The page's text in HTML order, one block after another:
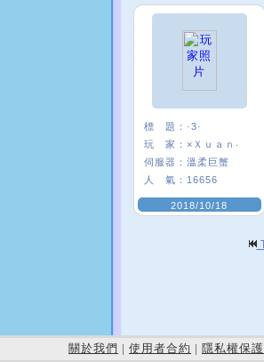
標 題： ·3·
玩 家： ×Ｘｕａｎ‧
伺服器： 溫柔巨蟹
人 氣： 16656
2018/10/18
關於我們 | 使用者合約 | 隱私權保護